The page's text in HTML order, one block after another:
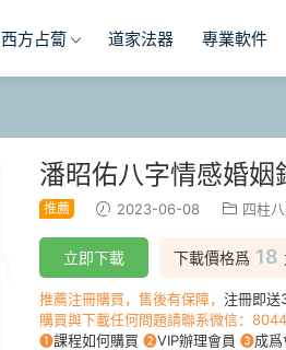
西方占蔔 道家法器 專業軟件
潘昭佑八字情感婚姻
推薦 2023-06-08 四柱
下載價格爲 18
立即下載
推薦注冊購買，售後有保障， 注冊即送
購買與下載任何問題請聯系微信：
❶課程如何購買 ❷VIP辦理會員 ❸成